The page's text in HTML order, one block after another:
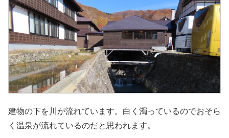
建物の下を川が流れています。白く濁っているのでおそら
く温泉が流れているのだと思われます。